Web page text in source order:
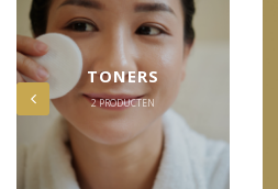
TONERS
2PRODUCTEN